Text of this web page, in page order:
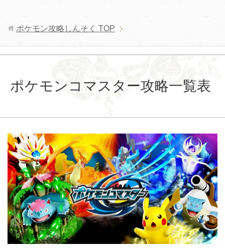
ポケモン攻略しんそく TOP
ポケモンコマスター攻略一覧表